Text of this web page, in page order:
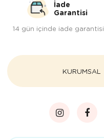
İade
Garantisi
14 gün içinde iade garantisi
KURUMSAL